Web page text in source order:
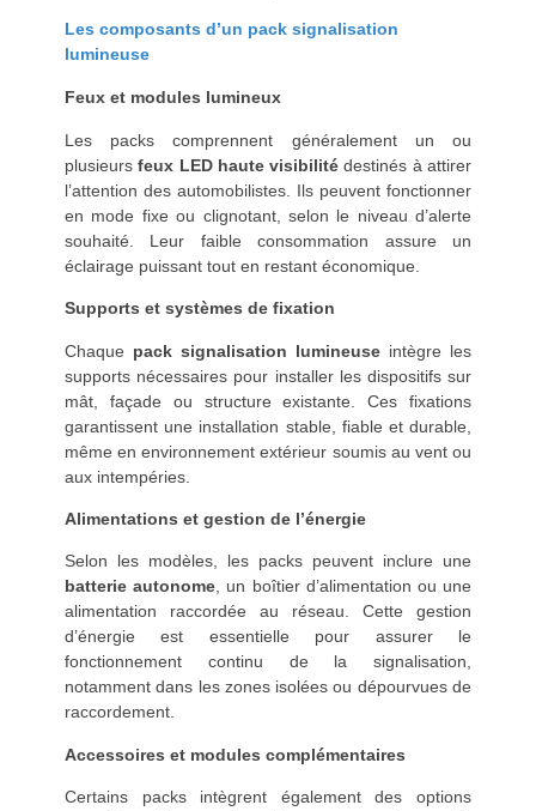
Les composants d’un pack signalisation
lumineuse
Feux et modules lumineux
Les packs comprennent généralement un ou
plusieursfeux LED haute visibilité destinés à attirer
l’attention des automobilistes. Ils peuvent fonctionner
en mode fixe ou clignotant, selon le niveau d’alerte
souhaité. Leur faible consommation assure un
éclairage puissant tout en restant économique.
Supports et systèmes de fixation
Chaque pack signalisation lumineuse intègre les
supports nécessaires pour installer les dispositifs sur
mât, façade ou structure existante. Ces fixations
garantissent une installation stable, fiable et durable,
même en environnement extérieur soumis au vent ou
aux intempéries.
Alimentations et gestion de l’énergie
Selon les modèles, les packs peuvent inclure une
batterie autonome, un boîtier d’alimentation ou une
alimentation raccordée au réseau. Cette gestion
d’énergie est essentielle pour assurer le
fonctionnement continu de la signalisation,
notamment dans les zones isolées ou dépourvues de
raccordement.
Accessoires et modules complémentaires
Certains packs intègrent également des options